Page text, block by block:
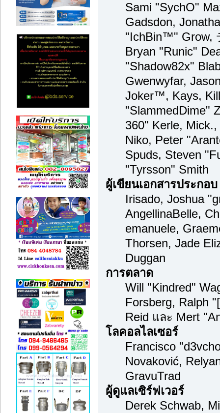
Sami "SychO"
Gadsdon,
"IchBin™" Grow,
Bryan "Runic"
"Shadow82x"
Gwenwyfar,
Joker™, Kays,
"SlammedDime"
360" Kerle,
Niko, Peter
Spuds, Steven
"Tyrsson" Smith
ผู้เขียนเอกสารประกอบ
Irisado, Joshua
AngellinaBelle,
emanuele,
Thorsen, Jade
Duggan
การตลาด
Will "Kindred"
Forsberg, Ralph
Reid และ Mert
โลคอลไลเซอร์
Francisco
Novaković,
GravuTrad
ผู้ดูแลเซิร์ฟเวอร์
Derek Schwab,